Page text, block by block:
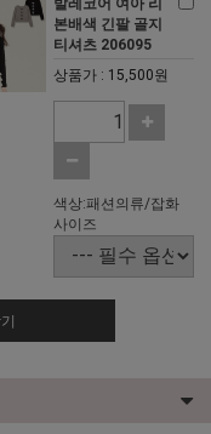
발레코어 여아 리
본배색 긴팔 골지
티셔츠 206095
상품가 : 15,500원
색상:패션의류/잡화
사이즈